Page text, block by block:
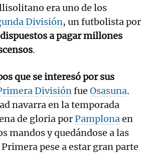
era uno de los
División, un futbolista por
a pagar millones
.
que se interesó por sus
Divisiónfue Osasuna.
navarra en la temporada
de gloria porPamplonaen
mandos y quedándose a las
pese a estar gran parte